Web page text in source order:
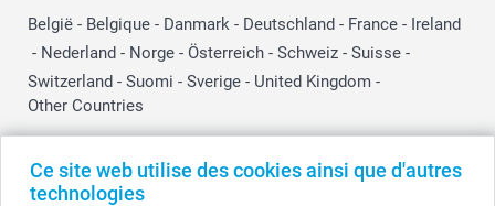
Ce site web utilise des cookies ainsi que d'autres
technologies
België - Belgique - Danmark - Deutschland - France - Ireland
- Nederland - Norge - Österreich - Schweiz - Suisse -
Switzerland - Suomi - Sverige - United Kingdom -
Other Countries
Tous les prix sont en EURO (€), TVA incluse et hors frais de port.